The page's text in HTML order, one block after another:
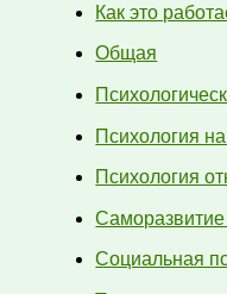
Как это
Общая
Психология
Психология
Социальная